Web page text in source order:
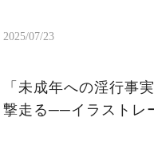
2025/07/23
「未成年への淫行事
撃走る──イラストレ